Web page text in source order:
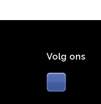
Volg ons